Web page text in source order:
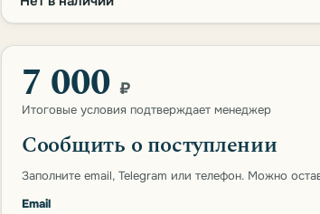
7 000 ₽
Итоговые условия подтверждает менеджер
Сообщить о поступлении
Заполните email, Telegram или телефон. Можно
Email